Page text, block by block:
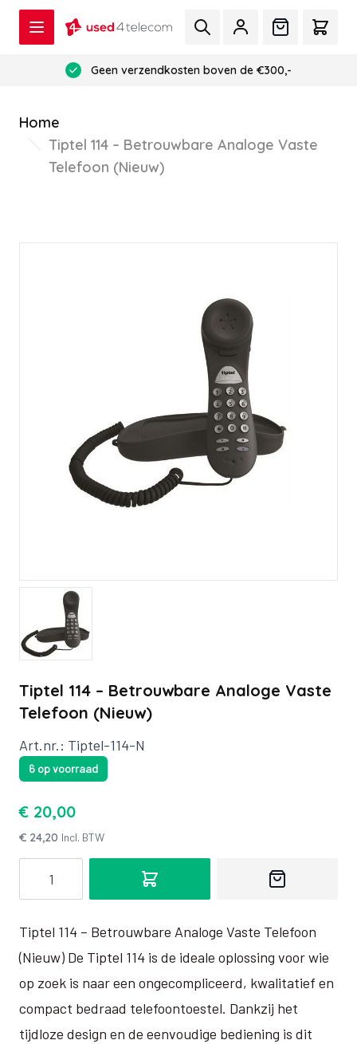
Ga naar de inhoud
Zoek
OfferteCart
Geen verzendkosten boven de €300,-
Home
Tiptel 114 – Betrouwbare Analoge Vaste
Telefoon (Nieuw)
Tiptel 114 – Betrouwbare Analoge Vaste
Telefoon (Nieuw)
Art.nr.: Tiptel-114-N
6 op voorraad
€ 20,00
€ 24,20 Incl. BTW
Tiptel 114 – Betrouwbare Analoge Vaste Telefoon
(Nieuw) De Tiptel 114 is de ideale oplossing voor wie
op zoek is naar een ongecompliceerd, kwalitatief en
compact bedraad telefoontoestel. Dankzij het
tijdloze design en de eenvoudige bediening is dit